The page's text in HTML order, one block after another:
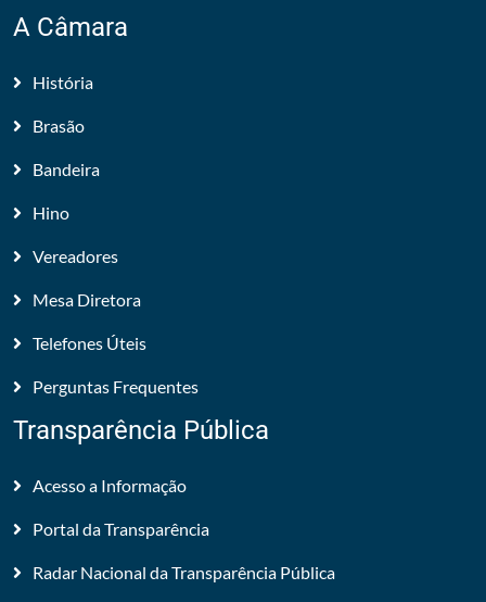
A Câmara
História
Brasão
Bandeira
Hino
Vereadores
Mesa Diretora
Telefones Úteis
Perguntas Frequentes
Transparência Pública
Acesso a Informação
Portal da Transparência
Radar Nacional da Transparência Pública